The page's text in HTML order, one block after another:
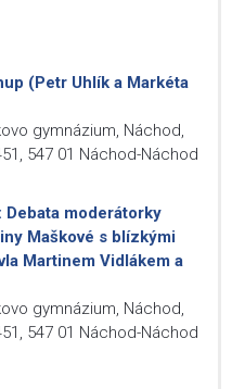
(Petr Uhlík a Markéta
gymnázium, Náchod,
547 01 Náchod-Náchod
moderátorky
Maškové s blízkými
Martinem Vidlákem a
gymnázium, Náchod,
547 01 Náchod-Náchod